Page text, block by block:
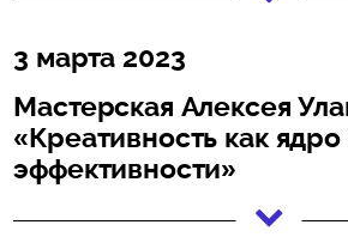
3 марта 2023
Мастерская Алексея
«Креативность как ядро
эффективности»